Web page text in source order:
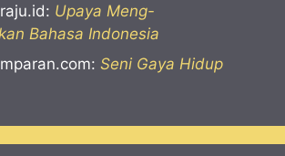
Upaya Meng-
Bahasa Indonesia
Seni Gaya Hidup